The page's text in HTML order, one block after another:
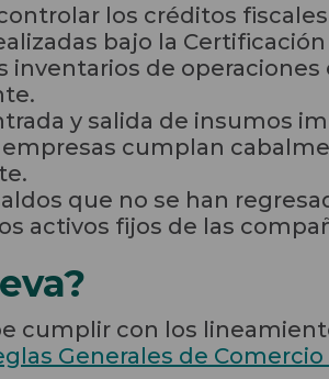
los créditos
bajo la Certificación
inventarios de
y salida de insumos
empresas cumplan
que no se han
activos fijos de las
cumplir con los
Generales de Comercio